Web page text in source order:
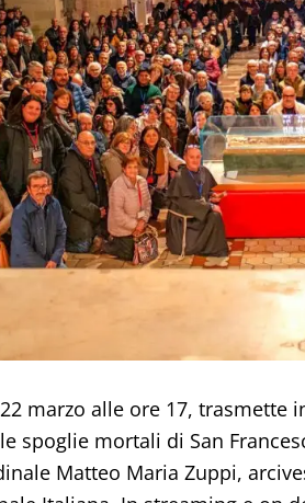
marzo alle ore 17, trasmette
spoglie mortali di San
Matteo Maria Zuppi,